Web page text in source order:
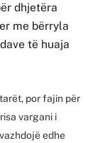
dhjetëra
me bërryla
të huaja
por fajin për
vargani i
edhe